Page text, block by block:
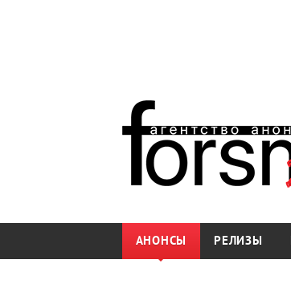
АНОНСЫ РЕЛИЗЫ